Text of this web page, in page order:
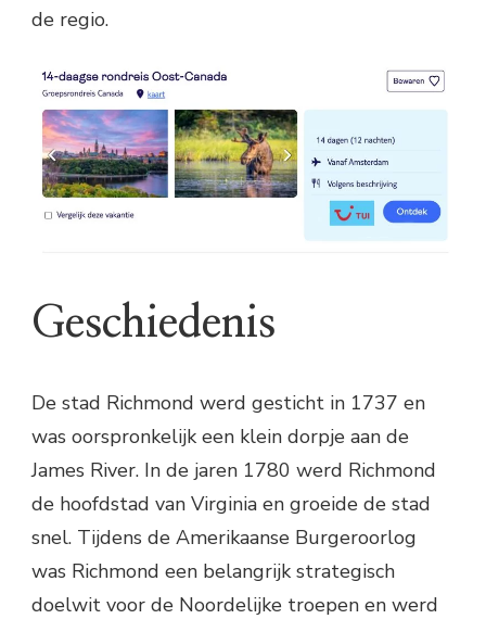
de regio.
Geschiedenis
De stad Richmond werd gesticht in 1737 en
was oorspronkelijk een klein dorpje aan de
James River. In de jaren 1780 werd Richmond
de hoofdstad van Virginia en groeide de stad
snel. Tijdens de Amerikaanse Burgeroorlog
was Richmond een belangrijk strategisch
doelwit voor de Noordelijke troepen en werd